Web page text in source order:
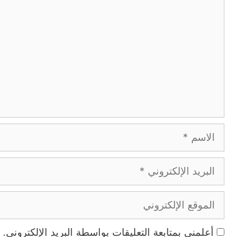
الإلكتروني
الإلكتروني
أعلمني بمتابعة التعليقات بواسطة البريد الإلكتروني.